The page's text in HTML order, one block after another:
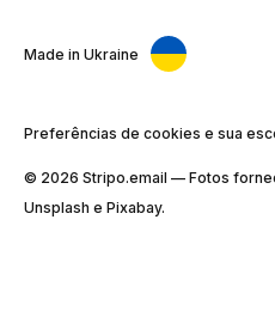
Made in Ukraine
Preferências de cookies e sua
© 2026 Stripо.email — Fotos
Unsplash e Pixabay.